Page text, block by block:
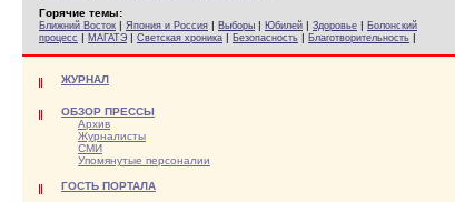
Горячие темы:
Ближний Восток | Япония и Россия | Выборы | Юбилей | Здоровье | Болонский
процесс | МАГАТЭ | Светская хроника | Безопасность | Благотворительность |
ЖУРНАЛ
ОБЗОР ПРЕССЫ
Архив
Журналисты
СМИ
Упомянутые персоналии
ГОСТЬ ПОРТАЛА